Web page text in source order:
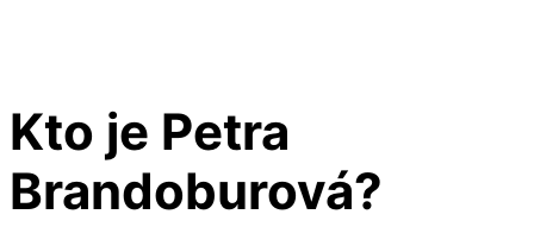
Kto je Petra
Brandoburová?